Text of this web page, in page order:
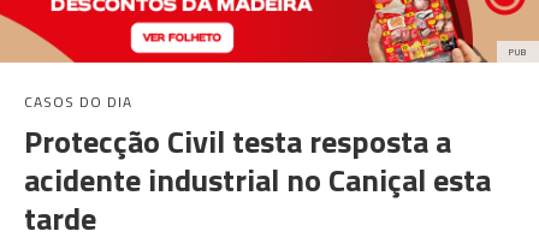
PUB
CASOS DO DIA
Protecção Civil testa resposta a
acidente industrial no Caniçal esta
tarde